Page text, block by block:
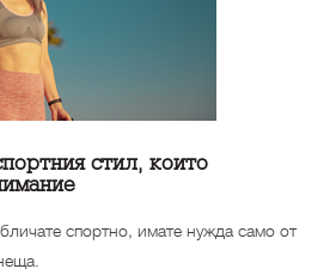
стил, които
спортно, имате нужда само от